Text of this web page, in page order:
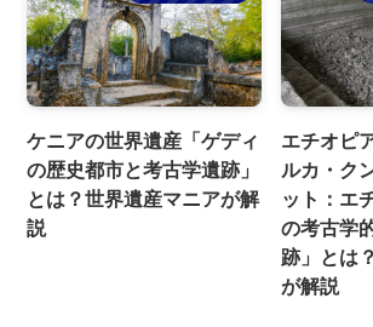
ケニアの世界遺産「ゲディ
の歴史都市と考古学遺跡」
とは？世界遺産マニアが解
説
エチオピ
ルカ・ク
ット：エ
の考古学
跡」とは
が解説